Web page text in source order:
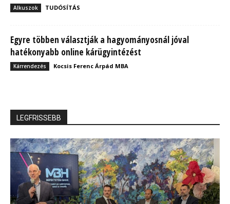
Alkuszok TUDÓSÍTÁS
Egyre többen választják a hagyományosnál jóval
hatékonyabb online kárügyintézést
Kárrendezés Kocsis Ferenc Árpád MBA
LEGFRISSEBB